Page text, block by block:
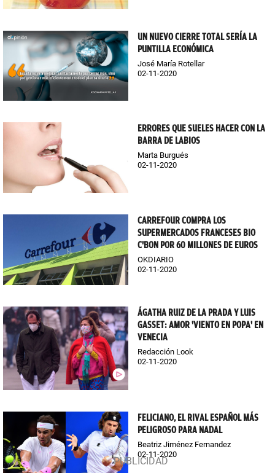
UN NUEVO CIERRE TOTAL SERÍA LA
PUNTILLA ECONÓMICA
José María Rotellar
02-11-2020
ERRORES QUE SUELES HACER CON LA
BARRA DE LABIOS
Marta Burgués
02-11-2020
CARREFOUR COMPRA LOS
SUPERMERCADOS FRANCESES BIO
C'BON POR 60 MILLONES DE EUROS
OKDIARIO
02-11-2020
ÁGATHA RUIZ DE LA PRADA Y LUIS
GASSET: AMOR 'VIENTO EN POPA' EN
VENECIA
Redacción Look
02-11-2020
FELICIANO, EL RIVAL ESPAÑOL MÁS
PELIGROSO PARA NADAL
Beatriz Jiménez Fernandez
02-11-2020